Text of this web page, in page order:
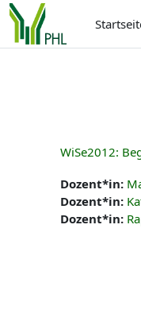
Zum Hauptinhalt
WiSe2012:
Dozent*in:
Dozent*in:
Dozent*in: